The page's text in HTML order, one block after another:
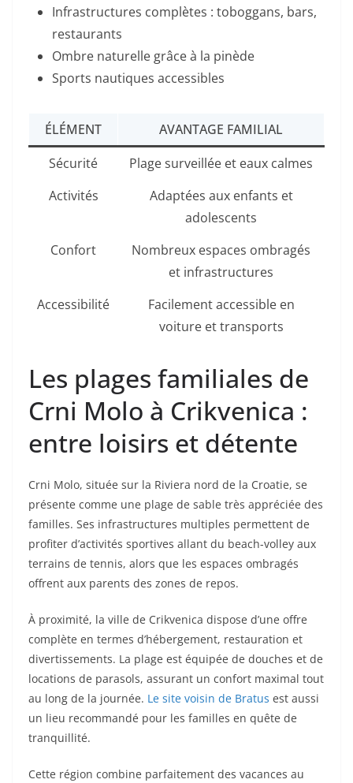
Infrastructures complètes : toboggans, bars,
restaurants
Ombre naturelle grâce à la pinède
Sports nautiques accessibles
ÉLÉMENT
AVANTAGE FAMILIAL
Sécurité
Plage surveillée et eaux calmes
Activités
Adaptées aux enfants et
adolescents
Confort
Nombreux espaces ombragés
et infrastructures
Accessibilité
Facilement accessible en
voiture et transports
Les plages familiales de
Crni Molo à Crikvenica :
entre loisirs et détente
Crni Molo, située sur la Riviera nord de la Croatie, se
présente comme une plage de sable très appréciée des
familles. Ses infrastructures multiples permettent de
profiter d’activités sportives allant du beach-volley aux
terrains de tennis, alors que les espaces ombragés
offrent aux parents des zones de repos.
À proximité, la ville de Crikvenica dispose d’une offre
complète en termes d’hébergement, restauration et
divertissements. La plage est équipée de douches et de
locations de parasols, assurant un confort maximal tout
au long de la journée. Le site voisin de Bratus est aussi
un lieu recommandé pour les familles en quête de
tranquillité.
Cette région combine parfaitement des vacances au